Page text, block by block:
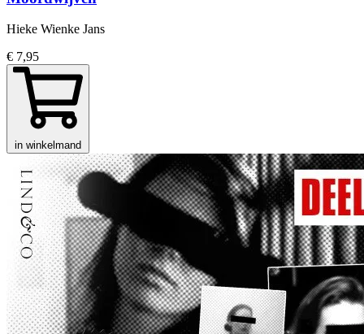
Hieke Wienke Jans
€ 7,95
in winkelmand